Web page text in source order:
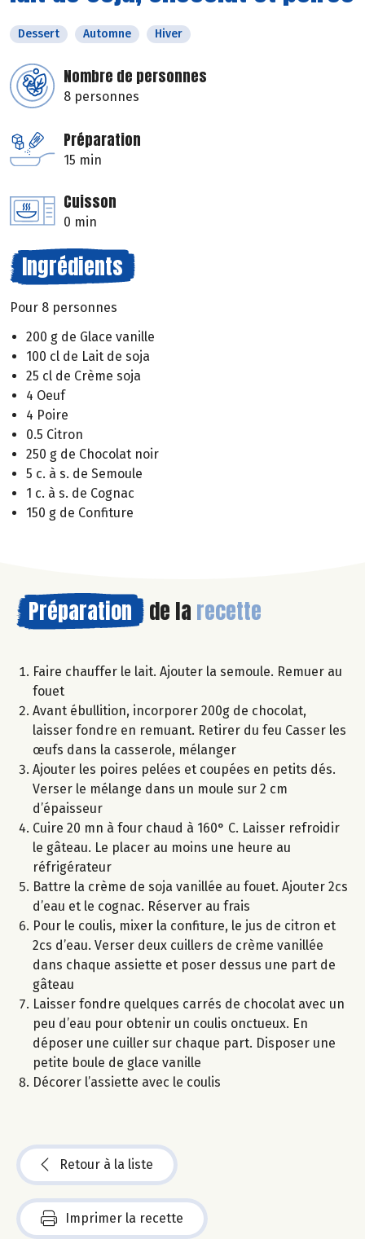
Dessert Automne Hiver
Nombre de personnes
8 personnes
Préparation
15 min
Cuisson
0 min
Ingrédients
Pour 8 personnes
200 g de Glace vanille
100 cl de Lait de soja
25 cl de Crème soja
4 Oeuf
4 Poire
0.5 Citron
250 g de Chocolat noir
5 c. à s. de Semoule
1 c. à s. de Cognac
150 g de Confiture
Préparation de la recette
Faire chauffer le lait. Ajouter la semoule. Remuer au
fouet
Avant ébullition, incorporer 200g de chocolat,
laisser fondre en remuant. Retirer du feu Casser les
œufs dans la casserole, mélanger
Ajouter les poires pelées et coupées en petits dés.
Verser le mélange dans un moule sur 2 cm
d’épaisseur
Cuire 20 mn à four chaud à 160° C. Laisser refroidir
le gâteau. Le placer au moins une heure au
réfrigérateur
Battre la crème de soja vanillée au fouet. Ajouter 2cs
d’eau et le cognac. Réserver au frais
Pour le coulis, mixer la confiture, le jus de citron et
2cs d’eau. Verser deux cuillers de crème vanillée
dans chaque assiette et poser dessus une part de
gâteau
Laisser fondre quelques carrés de chocolat avec un
peu d’eau pour obtenir un coulis onctueux. En
déposer une cuiller sur chaque part. Disposer une
petite boule de glace vanille
Décorer l’assiette avec le coulis
Retour à la liste
Imprimer la recette